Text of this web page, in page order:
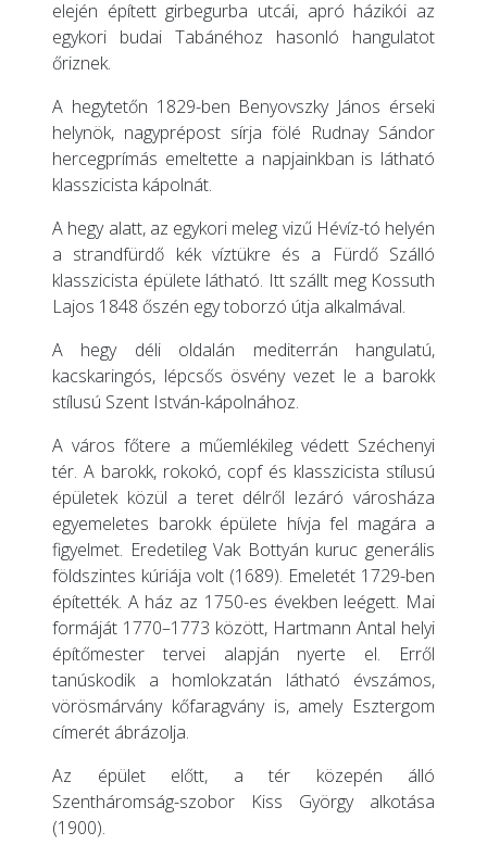
elején épített girbegurba utcái, apró házikói az
egykori budai Tabánéhoz hasonló hangulatot
őriznek.
A hegytetőn 1829-ben Benyovszky János érseki
helynök, nagyprépost sírja fölé Rudnay Sándor
hercegprímás emeltette a napjainkban is látható
klasszicista kápolnát.
A hegy alatt, az egykori meleg vizű Hévíz-tó helyén
a strandfürdő kék víztükre és a Fürdő Szálló
klasszicista épülete látható. Itt szállt meg Kossuth
Lajos 1848 őszén egy toborzó útja alkalmával.
A hegy déli oldalán mediterrán hangulatú,
kacskaringós, lépcsős ösvény vezet le a barokk
stílusú Szent István-kápolnához.
A város főtere a műemlékileg védett Széchenyi
tér. A barokk, rokokó, copf és klasszicista stílusú
épületek közül a teret délről lezáró városháza
egyemeletes barokk épülete hívja fel magára a
figyelmet. Eredetileg Vak Bottyán kuruc generális
földszintes kúriája volt (1689). Emeletét 1729-ben
építették. A ház az 1750-es években leégett. Mai
formáját 1770–1773 között, Hartmann Antal helyi
építőmester tervei alapján nyerte el. Erről
tanúskodik a homlokzatán látható évszámos,
vörösmárvány kőfaragvány is, amely Esztergom
címerét ábrázolja.
Az épület előtt, a tér közepén álló
Szentháromság-szobor Kiss György alkotása
(1900).